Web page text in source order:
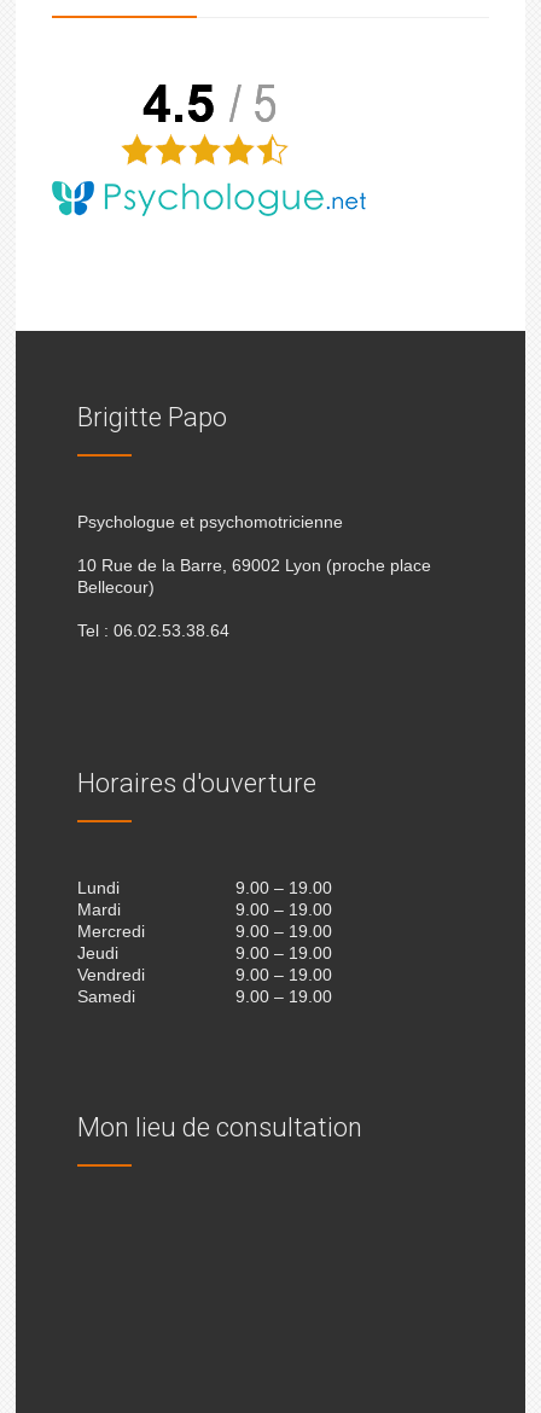
Brigitte Papo
Psychologue et psychomotricienne
10 Rue de la Barre, 69002 Lyon (proche place
Bellecour)
Tel : 06.02.53.38.64
Horaires d'ouverture
Lundi
9.00 – 19.00
Mardi
9.00 – 19.00
Mercredi
9.00 – 19.00
Jeudi
9.00 – 19.00
Vendredi
9.00 – 19.00
Samedi
9.00 – 19.00
Mon lieu de consultation